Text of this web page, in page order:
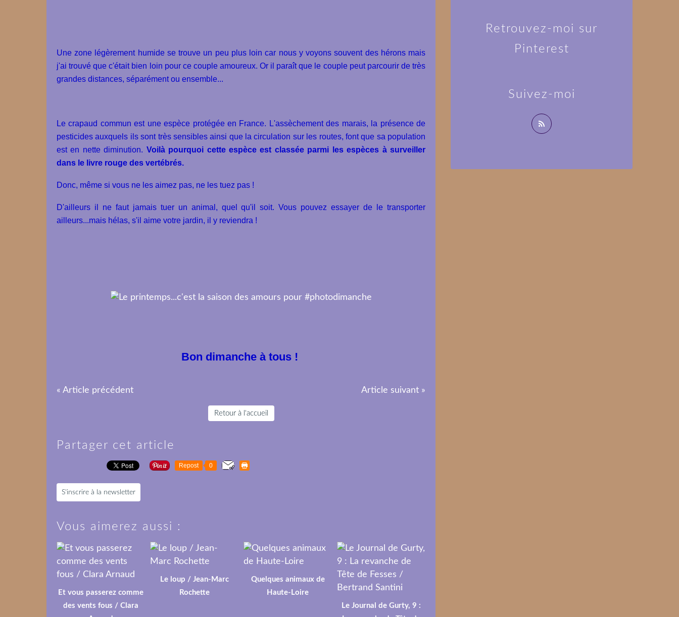
Une zone légèrement humide se trouve un peu plus loin car nous y voyons souvent des hérons mais
j'ai trouvé que c'était bien loin pour ce couple amoureux. Or il paraît que le couple peut parcourir de très
grandes distances, séparément ou ensemble...
Le crapaud commun est une espèce protégée en France. L'assèchement des marais, la présence de
pesticides auxquels ils sont très sensibles ainsi que la circulation sur les routes, font que sa population
est en nette diminution. Voilà pourquoi cette espèce est classée parmi les espèces à surveiller
dans le livre rouge des vertébrés.
Donc, même si vous ne les aimez pas, ne les tuez pas !
D'ailleurs il ne faut jamais tuer un animal, quel qu'il soit. Vous pouvez essayer de le transporter
ailleurs...mais hélas, s'il aime votre jardin, il y reviendra !
Bon dimanche à tous !
« Article précédent Article suivant »
Retour à l'accueil
Partager cet article
Repost 0
S'inscrire à la newsletter
Vous aimerez aussi :
Et vous passerez comme
des vents fous / Clara
Le loup / Jean-Marc
Rochette
Quelques animaux de
Haute-Loire
Le Journal de Gurty, 9 :
Suivez-moi
Retrouvez-moi sur
Pinterest